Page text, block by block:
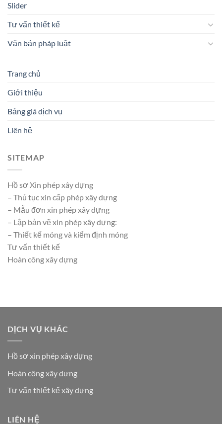
Slider
Tư vấn thiết kế
Văn bản pháp luật
Trang chủ
Giới thiệu
Bảng giá dịch vụ
Liên hệ
SITEMAP
Hồ sơ Xin phép xây dựng
– Thủ tục xin cấp phép xây dựng
– Mẫu đơn xin phép xây dựng
– Lập bản vẽ xin phép xây dựng:
– Thiết kế móng và kiểm định móng
Tư vấn thiết kế
Hoàn công xây dựng
DỊCH VỤ KHÁC
Hồ sơ xin phép xây dựng
Hoàn công xây dựng
Tư vấn thiết kế xây dựng
LIÊN HỆ